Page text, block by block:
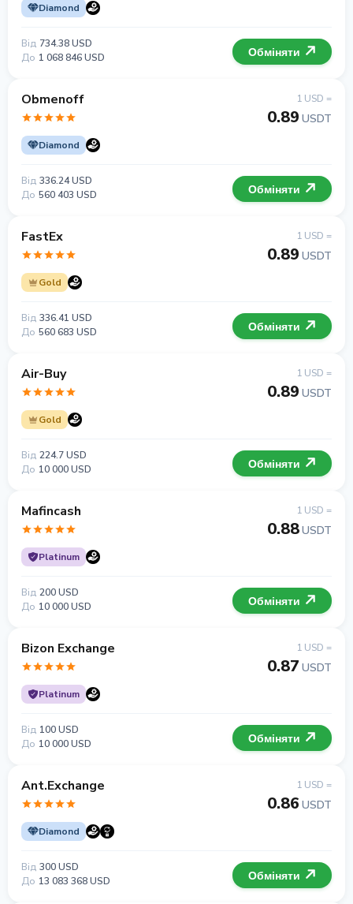
Diamond
Від 734.38 USD
До 1 068 846 USD Обміняти
Obmenoff
Diamond
1 USD =
0.89 USDT
Від 336.24 USD
До 560 403 USD Обміняти
FastEx
Gold
1 USD =
0.89 USDT
Від 336.41 USD
До 560 683 USD Обміняти
Air-Buy
Gold
1 USD =
0.89 USDT
Від 224.7 USD
До 10 000 USD Обміняти
Mafincash
Platinum
1 USD =
0.88USDT
Від 200 USD
До 10 000 USD Обміняти
Bizon Exchange
Platinum
1 USD =
0.87 USDT
Від 100 USD
До 10 000 USD Обміняти
Ant.Exchange
Diamond
1 USD =
0.86 USDT
Від 300 USD
До 13 083 368 USD Обміняти